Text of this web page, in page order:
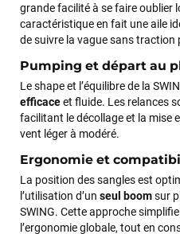
grande facilité à se faire oublier
caractéristique en fait une aile
de suivre la vague sans traction
Pumping et départ au
Le shape et l’équilibre de la
efficaceet fluide. Les relances
facilitant le décollage et la mise
vent léger à modéré.
Ergonomie et
La position des sangles est
l’utilisation d’un seul boomsur
SWING. Cette approche
l’ergonomie globale, tout en
François
J’ai commandé un pack via
commande validée, le magasin
avec moi les caractéristiques
sur le matériel à choisir, et
plus. Niveau réactivité, c’est
le lendemain, et j’ai bien reçu
propre et soigné. Plus qu’à